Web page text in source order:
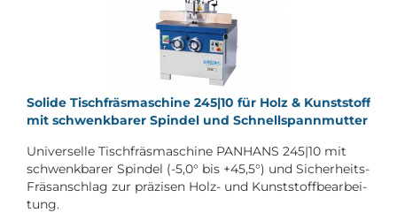
So­li­de Tisch­fräs­ma­schi­ne 245|10 für Holz & Kunst­stoff
mit schwenk­ba­rer Spin­del und Schnell­spann­mut­ter
Uni­ver­sel­le Tisch­fräs­ma­schi­ne PAN­HANS 245|10 mit
schwenk­ba­rer Spin­del (-5,0° bis +45,5°) und Sicherheits-​
Fräsanschlag zur prä­zi­sen Holz- und Kunst­stoff­be­ar­bei­
tung.